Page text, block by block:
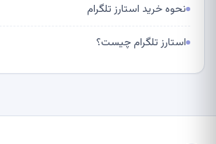
نحوه خرید استارز تلگرام
استارز تلگرام چیست؟